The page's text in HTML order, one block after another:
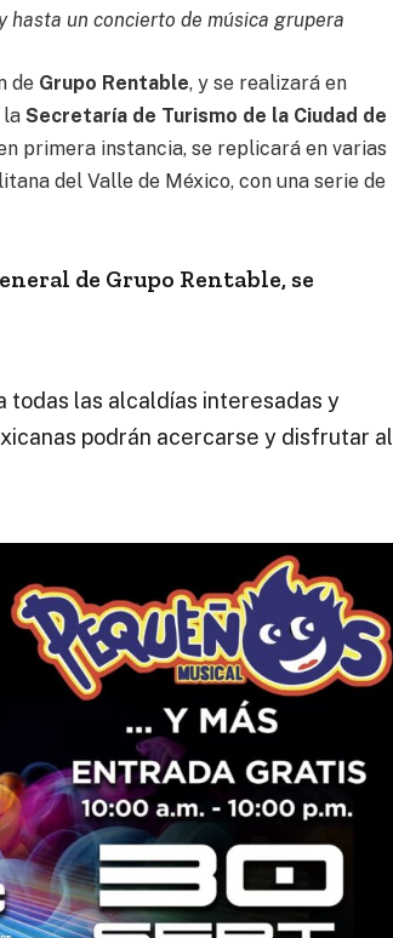
hasta un concierto de música grupera
de Grupo Rentable, y se realizará en
laSecretaría de Turismo de la Ciudad de
primera instancia, se replicará en varias
del Valle de México, con una serie de
de Grupo Rentable, se
todas las alcaldías interesadas y
podrán acercarse y disfrutar al